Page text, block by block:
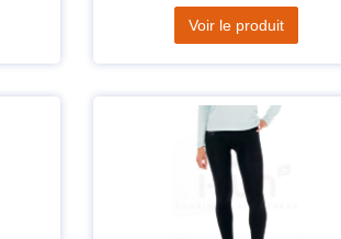
Voir le produit